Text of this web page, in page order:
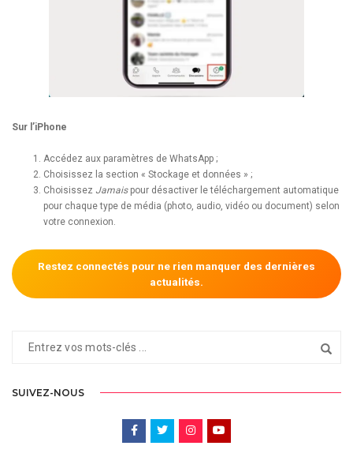
Sur l’iPhone
Accédez aux paramètres de WhatsApp ;
Choisissez la section « Stockage et données » ;
Choisissez Jamaispour désactiver le téléchargement automatique
pour chaque type de média (photo, audio, vidéo ou document) selon
votre connexion.
Restez connectés pour ne rien manquer des dernières
actualités.
SUIVEZ-NOUS